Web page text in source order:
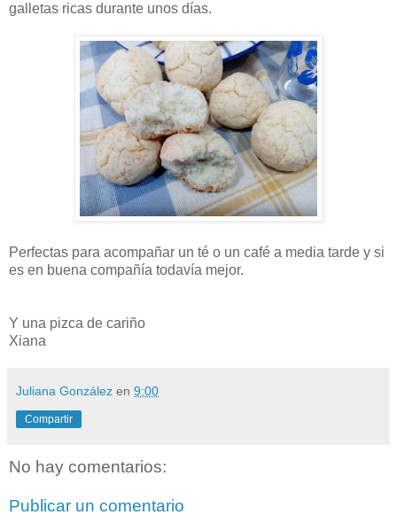
galletas ricas durante unos días.
Perfectas para acompañar un té o un café a media tarde y si
es en buena compañía todavía mejor.
Y una pizca de cariño
Xiana
Juliana González en 9:00
Compartir
No hay comentarios:
Publicar un comentario